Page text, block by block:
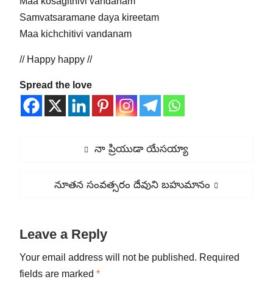
Samvatsaramane daya kireetam
Maa kichchitivi vandanam
// Happy happy //
Spread the love
Previous
నా ప్రియుడా యేసయ్యా
Next
నూతన సంవత్సరం దేవుని బహుమానం
Leave a Reply
Your email address will not be published. Required
fields are marked *